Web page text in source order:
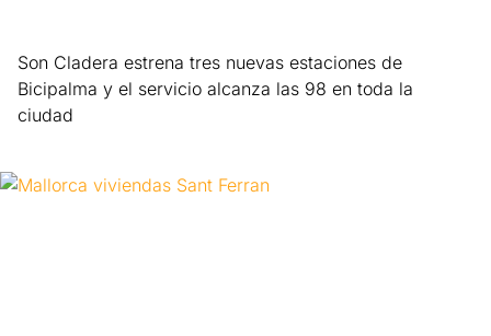
Son Cladera estrena tres nuevas estaciones de
Bicipalma y el servicio alcanza las 98 en toda la
ciudad